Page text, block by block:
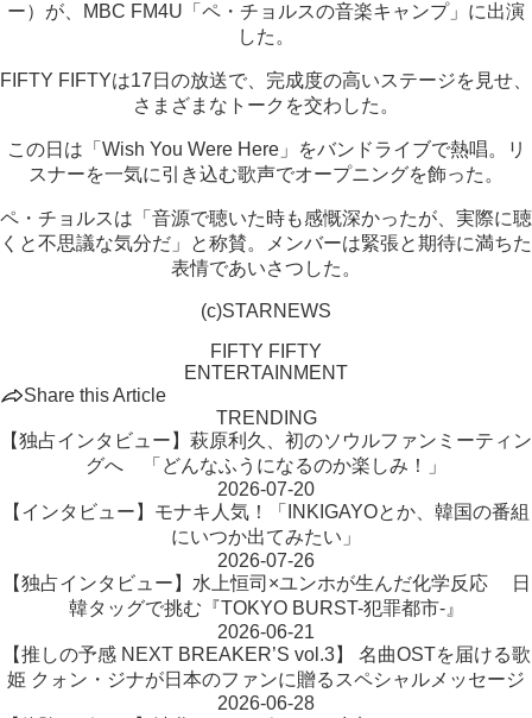
ー）が、MBC FM4U「ペ・チョルスの音楽キャンプ」に出演
した。
FIFTY FIFTYは17日の放送で、完成度の高いステージを見せ、
さまざまなトークを交わした。
この日は「Wish You Were Here」をバンドライブで熱唱。リ
スナーを一気に引き込む歌声でオープニングを飾った。
ペ・チョルスは「音源で聴いた時も感慨深かったが、実際に聴
くと不思議な気分だ」と称賛。メンバーは緊張と期待に満ちた
表情であいさつした。
(c)STARNEWS
FIFTY FIFTY
ENTERTAINMENT
Share this Article
TRENDING
【独占インタビュー】萩原利久、初のソウルファンミーティン
グへ 「どんなふうになるのか楽しみ！」
2026-07-20
【インタビュー】モナキ人気！「INKIGAYOとか、韓国の番組
にいつか出てみたい」
2026-07-26
【独占インタビュー】水上恒司×ユンホが生んだ化学反応 日
韓タッグで挑む『TOKYO BURST-犯罪都市-』
2026-06-21
【推しの予感 NEXT BREAKER’S vol.3】 名曲OSTを届ける歌
姫 クォン・ジナが日本のファンに贈るスペシャルメッセージ
2026-06-28